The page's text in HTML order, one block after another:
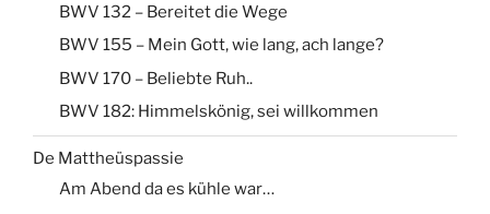
BWV 132 – Bereitet die Wege
BWV 155 – Mein Gott, wie lang, ach lange?
BWV 170 – Beliebte Ruh..
BWV 182: Himmelskönig, sei willkommen
De Mattheüspassie
Am Abend da es kühle war…